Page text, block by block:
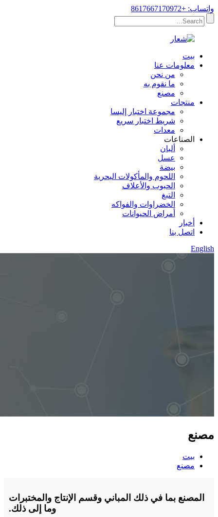
واتساب: +8617667170972
بيت
معلومات عنا
من نحن
ما نقوم به
مصنع
منتجات
مجموعة اختبار إليسا
شريط اختبار سريع
معدات
الصناعات
ألبان
عسل
بيضة
اللحوم والمأكولات البحرية
الحبوب والأعلاف
التبغ
الخضراوات والفواكه
أمراض الحيوانات
أخبار
اتصل بنا
English
مصنع
بيت
مصنع
المصنع بما في ذلك المباني وقسم الإنتاج والمختبرات
وما إلى ذلك.